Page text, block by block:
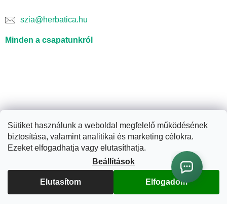
Sütiket használunk a weboldal megfelelő működésének
biztosítása, valamint analitikai és marketing célokra.
Ezeket elfogadhatja vagy elutasíthatja.
Beállítások
Elutasítom Elfogadom
szia@herbatica.hu
Minden a csapatunkról
Shoptet készítette
Copyright 2026Herbatica.hu. Minden jog fenntartva.Süti
beállítások szerkesztése